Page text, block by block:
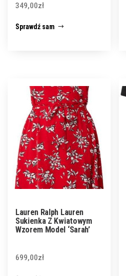
349,00zł
Sprawdź sam
Lauren Ralph Lauren
Sukienka Z Kwiatowym
Wzorem Model ‘Sarah’
699,00zł